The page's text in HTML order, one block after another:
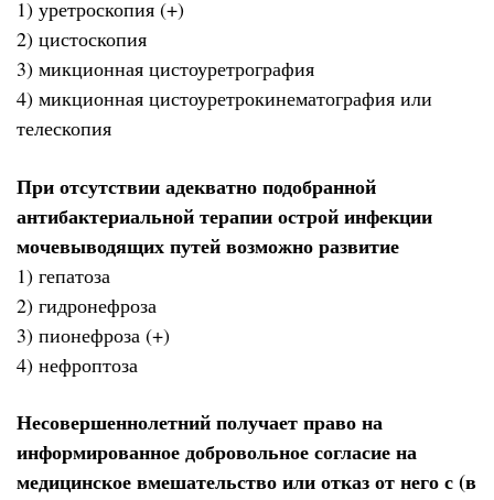
1) уретроскопия (+)
2) цистоскопия
3) микционная цистоуретрография
4) микционная цистоуретрокинематография или
телескопия
При отсутствии адекватно подобранной
антибактериальной терапии острой инфекции
мочевыводящих путей возможно развитие
1) гепатоза
2) гидронефроза
3) пионефроза (+)
4) нефроптоза
Несовершеннолетний получает право на
информированное добровольное согласие на
медицинское вмешательство или отказ от него с (в